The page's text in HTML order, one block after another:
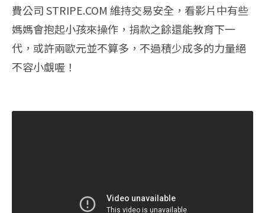
費公司 STRIPE.COM 維持交易安全，看影片中有些
媽媽會抱起小孩來操作，捐款之餘還能教育下一
代，或許兩歐元並不算多，不過積少成多的力量絕
不容小覷喔！